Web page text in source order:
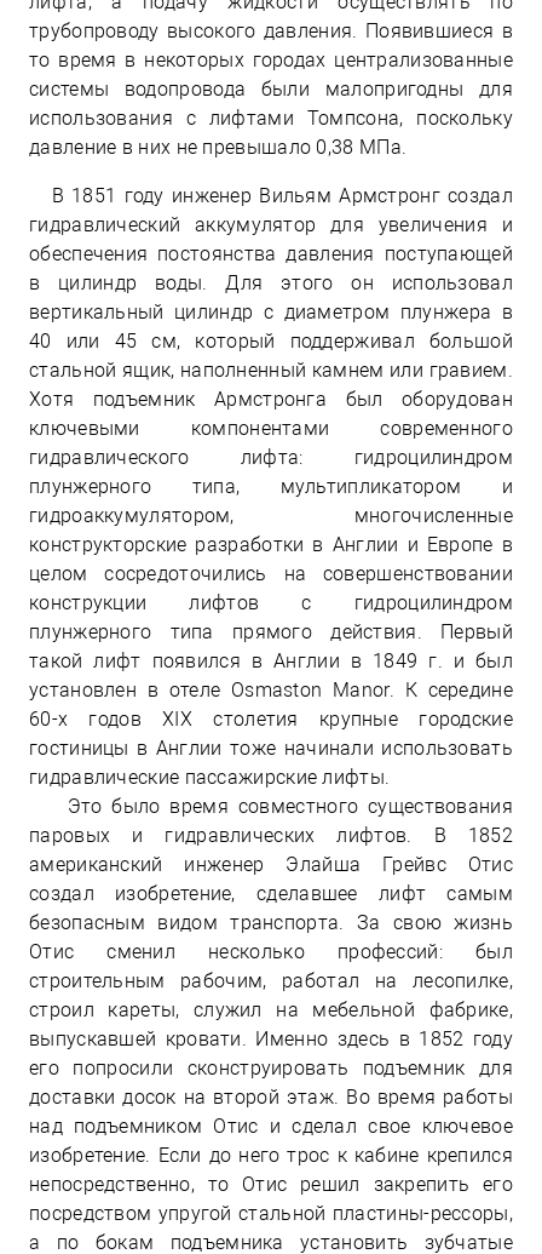
трубопроводу высокого давления. Появившиеся в
то время в некоторых городах централизованные
системы водопровода были малопригодны для
использования с лифтами Томпсона, поскольку
давление в них не превышало 0,38 МПа.
В 1851 году инженер Вильям Армстронг создал
гидравлический аккумулятор для увеличения и
обеспечения постоянства давления поступающей
в цилиндр воды. Для этого он использовал
вертикальный цилиндр с диаметром плунжера в
40 или 45 см, который поддерживал большой
стальной ящик, наполненный камнем или гравием.
Хотя подъемник Армстронга был оборудован
ключевыми компонентами современного
гидравлического лифта: гидроцилиндром
плунжерного типа, мультипликатором и
гидроаккумулятором, многочисленные
конструкторские разработки в Англии и Европе в
целом сосредоточились на совершенствовании
конструкции лифтов с гидроцилиндром
плунжерного типа прямого действия. Первый
такой лифт появился в Англии в 1849 г. и был
установлен в отеле Osmaston Manor. К середине
60-х годов XIX столетия крупные городские
гостиницы в Англии тоже начинали использовать
гидравлические пассажирские лифты.
Это было время совместного существования
паровых и гидравлических лифтов. В 1852
американский инженер Элайша Грейвс Отис
создал изобретение, сделавшее лифт самым
безопасным видом транспорта. За свою жизнь
Отис сменил несколько профессий: был
строительным рабочим, работал на лесопилке,
строил кареты, служил на мебельной фабрике,
выпускавшей кровати. Именно здесь в 1852 году
его попросили сконструировать подъемник для
доставки досок на второй этаж. Во время работы
над подъемником Отис и сделал свое ключевое
изобретение. Если до него трос к кабине крепился
непосредственно, то Отис решил закрепить его
посредством упругой стальной пластины-рессоры,
а по бокам подъемника установить зубчатые